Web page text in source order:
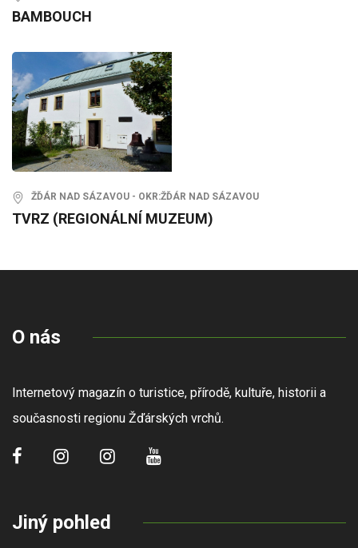
BAMBOUCH
ŽĎÁR NAD SÁZAVOU - OKR:ŽĎÁR NAD SÁZAVOU
TVRZ (REGIONÁLNÍ MUZEUM)
O nás
Internetový magazín o turistice, přírodě, kultuře, historii a
současnosti regionu Žďárských vrchů.
Jiný pohled